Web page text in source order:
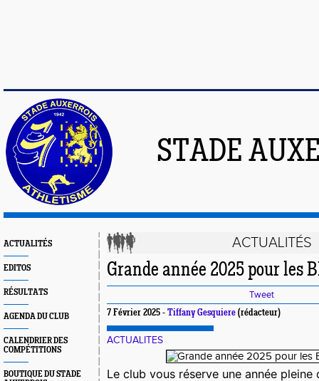
STADE
ACTUALITÉS
EDITOS
RÉSULTATS
AGENDA DU CLUB
CALENDRIER DES
COMPÉTITIONS
BOUTIQUE DU STADE
ACTUALITÉS
Grande année 2025 pour les
Tweet
7 Février 2025 - Tiffany Gesquiere (rédacteur)
ACTUALITES
Le club vous réserve une année